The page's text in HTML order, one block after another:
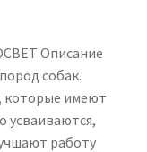
Описание
собак.
которые имеют
усваиваются,
работу